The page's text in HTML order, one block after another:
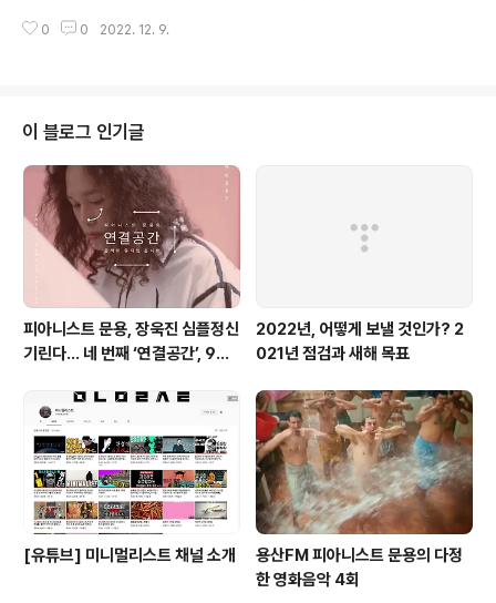
결공간: DILKUSHA 1923 Live]는 2022년 12월 9일
론, 익숙하고 오래된 선율을 편곡한 피아노 솔로 연주로 과
거에 대한 향수를 전한다. 1920-30년대 분위기를 연출한
의상과 소품은 아련한 분위기를 더한다. 이 앨범에는 주제
곡으로 작업한 '기쁜 마음, 딜쿠샤'를 비롯해 3박자로 재탄
생한 'Home, Sweet Home', 벽난로의 주제로 삼은 ..
0 0 2022. 12. 9.
이 블로그 인기글
피아니스트 문용, 장욱진 심플정신
기린다… 네 번째 ‘연결공간’, 9월
2022년, 어떻게 보낼 것인가? 2
021년 점검과 새해 목표
[유튜브] 미니멀리스트 채널 소개
용산FM 피아니스트 문용의 다정
한 영화음악 4회